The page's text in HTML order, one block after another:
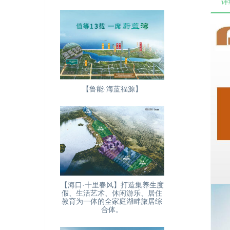
【鲁能·海蓝福源】
【海口·十里春风】打造集养生度
假、生活艺术、休闲游乐、居住
教育为一体的全家庭湖畔旅居综
合体。